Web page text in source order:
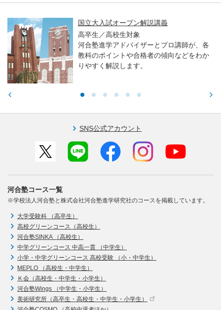
国立大入試オープン解説講義
高卒生／高校生対象
河合塾進学アドバイザーとプロ講師が、各
教科のポイントや合格者の傾向などをわか
りやすく解説します。
SNS公式アカウント
河合塾コース一覧
※学校法人河合塾と株式会社河合塾進学研究社のコースを掲載しています。
大学受験科 （高卒生）
高校グリーンコース（高校生）
河合塾SINKA （高校生）
中学グリーンコース 中高一貫 （中学生）
小学・中学グリーンコース 高校受験 （小・中学生）
MEPLO （高校生・中学生）
Ｋ会（高校生・中学生・小学生）
河合塾Wings （中学生・小学生）
美術研究所（高卒生・高校生・中学生・小学生）